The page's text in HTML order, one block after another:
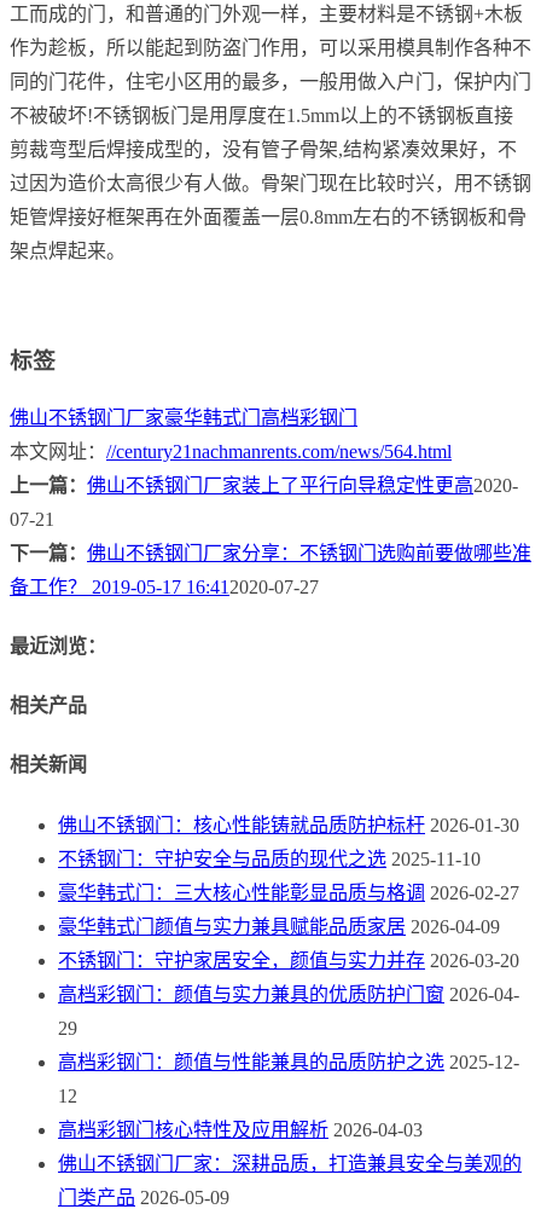
工而成的门，和普通的门外观一样，主要材料是不锈钢+木板
作为趁板，所以能起到防盗门作用，可以采用模具制作各种不
同的门花件，住宅小区用的最多，一般用做入户门，保护内门
不被破坏!不锈钢板门是用厚度在1.5mm以上的不锈钢板直接
剪裁弯型后焊接成型的，没有管子骨架,结构紧凑效果好，不
过因为造价太高很少有人做。骨架门现在比较时兴，用不锈钢
矩管焊接好框架再在外面覆盖一层0.8mm左右的不锈钢板和骨
架点焊起来。
标签
佛山不锈钢门厂家豪华韩式门 高档彩钢门
本文网址： //century21nachmanrents.com/news/564.html
上一篇： 佛山不锈钢门厂家装上了平行向导稳定性更高2020-
07-21
下一篇： 佛山不锈钢门厂家分享：不锈钢门选购前要做哪些准
备工作？ 2019-05-17 16:41 2020-07-27
最近浏览：
相关产品
相关新闻
佛山不锈钢门：核心性能铸就品质防护标杆 2026-01-30
不锈钢门：守护安全与品质的现代之选 2025-11-10
豪华韩式门：三大核心性能彰显品质与格调 2026-02-27
豪华韩式门颜值与实力兼具赋能品质家居 2026-04-09
不锈钢门：守护家居安全，颜值与实力并存 2026-03-20
高档彩钢门：颜值与实力兼具的优质防护门窗 2026-04-
29
高档彩钢门：颜值与性能兼具的品质防护之选 2025-12-
12
高档彩钢门核心特性及应用解析 2026-04-03
佛山不锈钢门厂家：深耕品质，打造兼具安全与美观的
门类产品 2026-05-09